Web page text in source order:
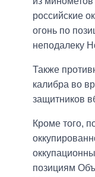
российские
огонь по
неподалеку
Также
калибра во
защитников
Кроме того,
позициям